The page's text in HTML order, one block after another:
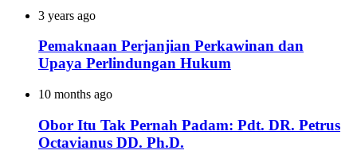
3 years ago
Pemaknaan Perjanjian Perkawinan dan
Upaya Perlindungan Hukum
10 months ago
Obor Itu Tak Pernah Padam: Pdt. DR. Petrus
Octavianus DD. Ph.D.